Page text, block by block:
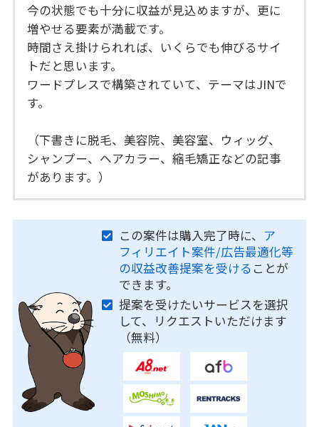
今の状態でも十分に収益が見込めますが、更に
増やせる要素が満載です。
時間さえ掛けられれば、いくらでも伸びるサイ
トだと思います。
ワードプレスで構築されていて、テーマはJINで
す。
（下書きに脱毛、美容院、美容室、ウィッグ、
シャンプー、ヘアカラー、縮毛矯正などの記事
があります。）
この案件は購入完了時に、 ア
フィリエイト案件/広告最適化等
の収益改善提案を受ける ことが
できます。
提案を受けたいサービスを選択
して、リクエストいただけます
（無料）